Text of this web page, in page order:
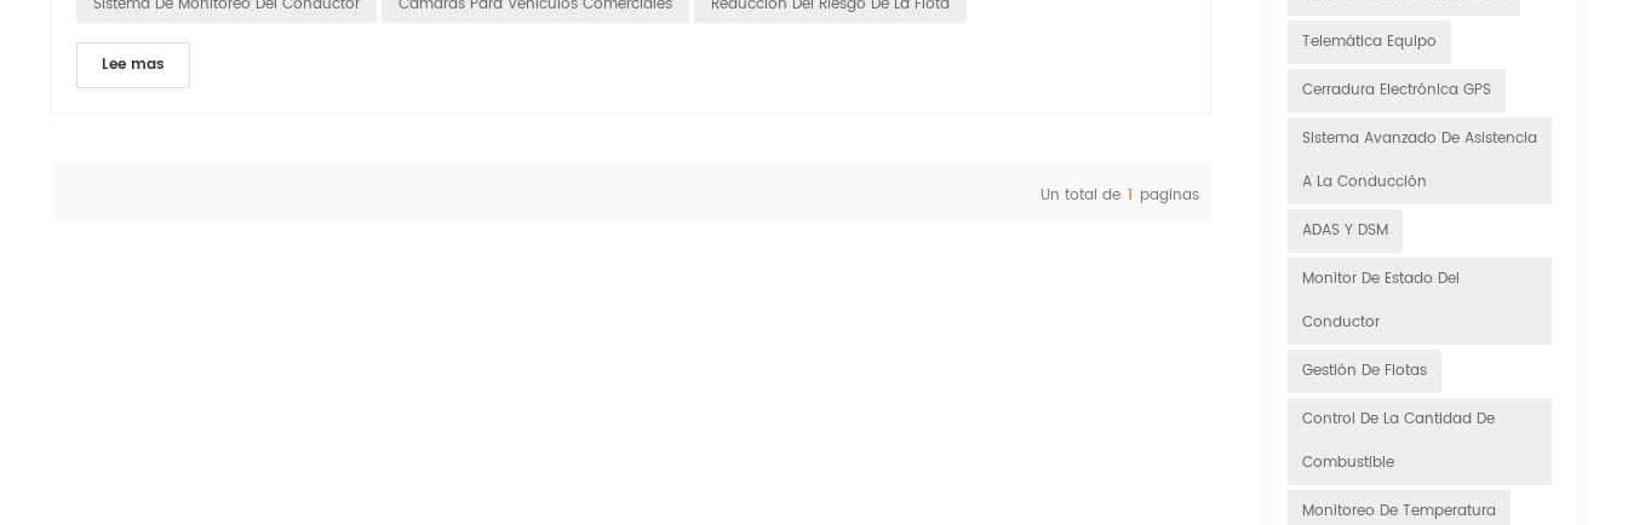
Lee mas
Un total de 1 paginas
Telemática Equipo
Cerradura Electrónica GPS
Sistema Avanzado De Asistencia
A La Conducción
ADAS Y DSM
Monitor De Estado Del
Conductor
Gestión De Flotas
Control De La Cantidad De
Combustible
Monitoreo De Temperatura